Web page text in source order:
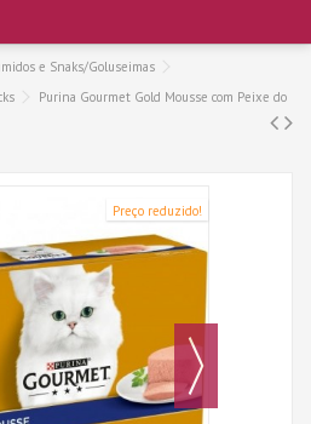
e Snaks/Goluseimas
Purina Gourmet Gold Mousse com Peixe do
Preço reduzido!